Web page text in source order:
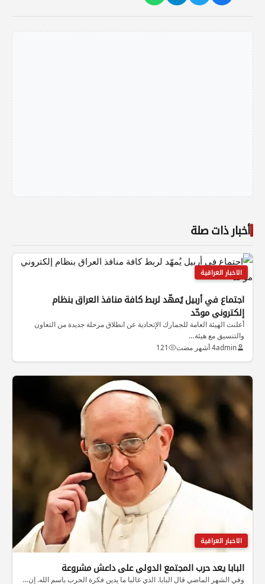
أخبار ذات صلة
الاخبار العراقية
اجتماع في أربيل يُمهّد لربط كافة منافذ العراق بنظام
إلكتروني موحّد
أعلنت الهيئة العامة للجمارك الإتحادية عن انطلاق مرحلة جديدة من التعاون
والتنسيق مع هيئة…
admin4 أشهر مضت 121
الاخبار العراقية
البابا يعد حرب المجتمع الدولي على داعش مشروعة
وفي الشهر الماضي قال البابا. الذي غالبا ما يدين فكرة الحرب باسم الله. إن…